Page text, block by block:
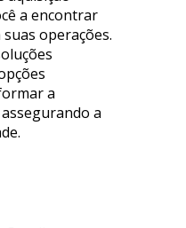
a encontrar
operações.
a
a